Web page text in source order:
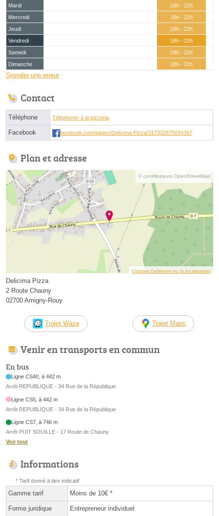
Mardi
18h - 22h
Mercredi
18h - 22h
Jeudi
18h - 22h
Vendredi
18h - 22h
Samedi
18h - 22h
Dimanche
18h - 22h
Signaler une erreur
Contact
Téléphone Téléphoner à la pizzeria
Facebook facebook.com/pages/Delicima-Pizza/317332875034397
Plan et adresse
© contributeurs OpenStreetMap
Corriger l’adresse ou la localisation
Delicima Pizza
2 Route Chauny
02700 Amigny-Rouy
Trajet Waze Trajet Maps
Venir en transports en commun
En bus
Ligne CS40, à 442 m
Arrêt REPUBLIQUE - 34 Rue de la République
Ligne CS5, à 442 m
Arrêt REPUBLIQUE - 34 Rue de la République
Ligne CS7, à 746 m
Arrêt PUIT SOUILLE - 17 Route de Chauny
Voir tout
Informations
* Tarif donné à titre indicatif
Gamme tarif Moins de 10€ *
Forme juridique Entrepreneur individuel